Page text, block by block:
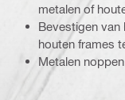
metalen of
Bevestigen van
houten frames
Metalen